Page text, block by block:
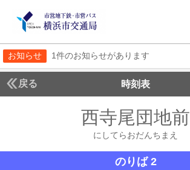
お知らせ 1件のお知らせがあります
戻る 時刻表
西寺尾団地前
にしてらおだんちまえ
のりば 2